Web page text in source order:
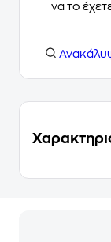
να το